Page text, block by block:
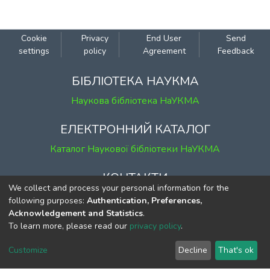
інституту соціології та Інституту
соціології HAH України), що
років.
Cookie
settings
Privacy
policy
End User
Agreement
Send
Feedback
БІБЛІОТЕКА НАУКМА
Наукова бібліотека НаУКМА
ЕЛЕКТРОННИЙ КАТАЛОГ
Каталог Наукової бібліотеки НаУКМА
КОНТАКТИ
м. Київ, вул. Григорія Сковороди, 2
к. 1, к. 120
тел.(044) 463-69-31
ekmair@ukma.edu.ua
We collect and process your personal information for the
following purposes: Authentication, Preferences,
Acknowledgement and Statistics.
To learn more, please read our privacy policy.
Customize Decline That's ok